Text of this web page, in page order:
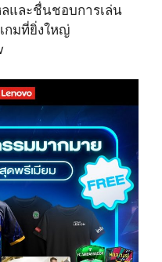
และชื่นชอบการเล่น
กมที่ยิ่งใหญ่